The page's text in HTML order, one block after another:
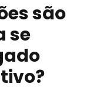
são
se